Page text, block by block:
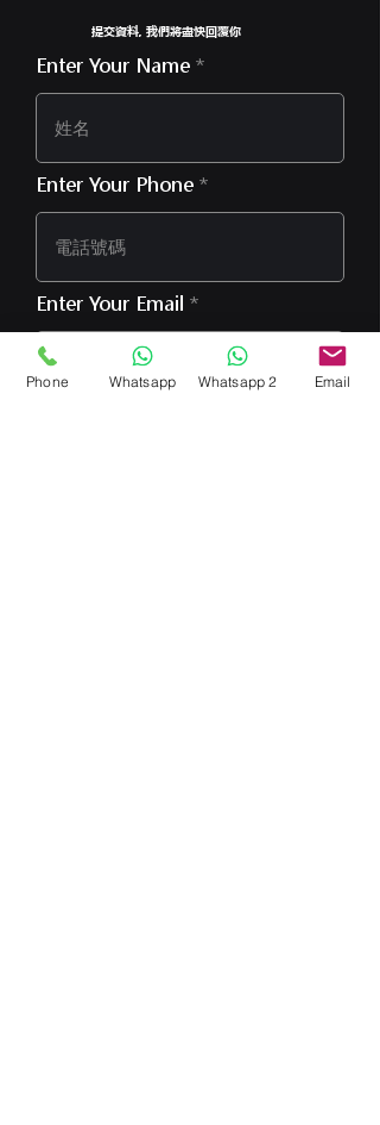
提交資料, 我們將盡快回覆你
Enter Your Name
Enter Your Phone
Enter Your Email
Phone Whatsapp Whatsapp 2 Email